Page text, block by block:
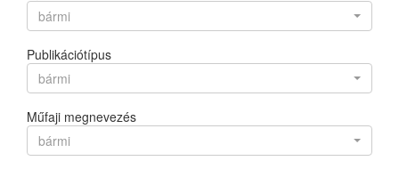
bármi
Publikációtípus
bármi
Műfaji megnevezés
bármi